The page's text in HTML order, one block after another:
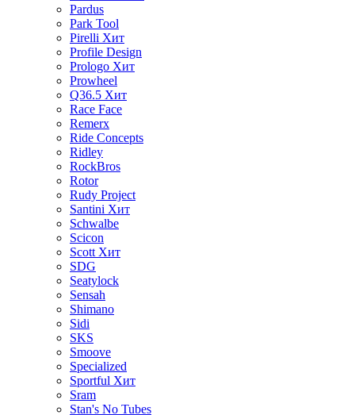
Pardus
Park Tool
Pirelli Хит
Profile Design
Prologo Хит
Prowheel
Q36.5 Хит
Race Face
Remerx
Ride Concepts
Ridley
RockBros
Rotor
Rudy Project
Santini Хит
Schwalbe
Scicon
Scott Хит
SDG
Seatylock
Sensah
Shimano
Sidi
SKS
Smoove
Specialized
Sportful Хит
Sram
Stan's No Tubes